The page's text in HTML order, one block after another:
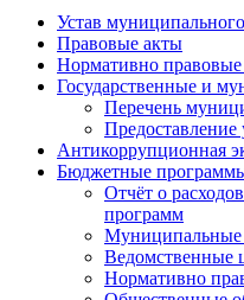
Устав
Правовые акты
Нормативно
Государственные и
Перечень
Предоставление
Антикоррупционная
Бюджетные
Отчёт о
программ
Ведомственные
Нормативно